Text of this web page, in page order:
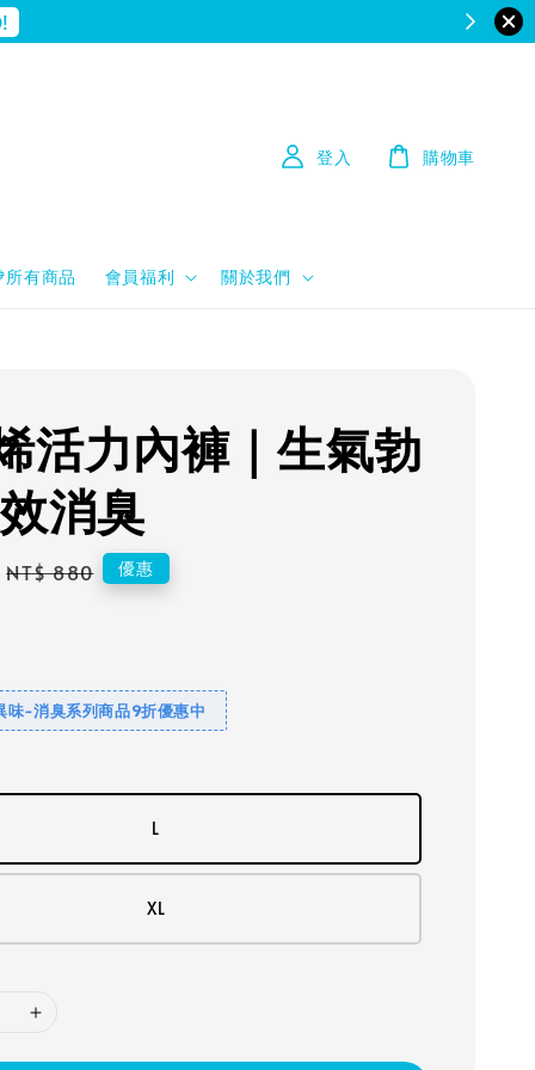
所有商品 會員福利 關於我們
登入 購物車
活力內褲｜生氣勃
消臭
Regular
NT$ 880 優惠
味-消臭系列商品9折優惠中
L
XL